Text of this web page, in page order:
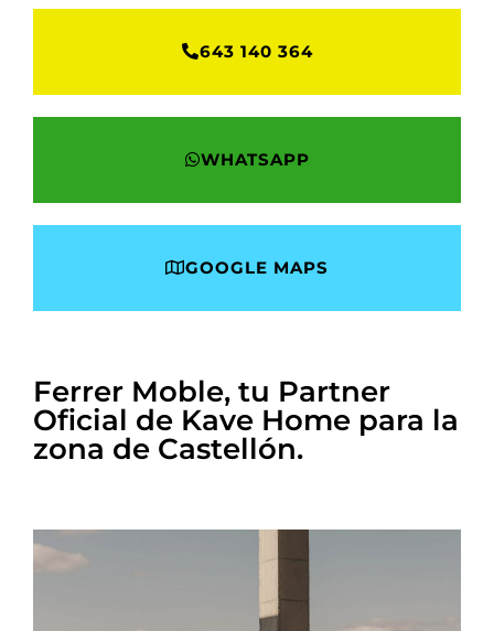
643 140 364
WHATSAPP
GOOGLE MAPS
Ferrer Moble, tu Partner
Oficial de Kave Home para la
zona de Castellón.